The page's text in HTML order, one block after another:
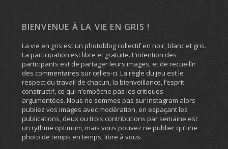
BIENVENUE À LA VIE EN GRIS !
La vie en gris est un photoblog collectif en noir, blanc et gris.
La participation est libre et gratuite. L’intention des
participants est de partager leurs images, et de recueillir
des commentaires sur celles-ci. La règle du jeu est le
respect du travail de chacun, la bienveillance, l’esprit
constructif, ce qui n’empêche pas les critiques
argumentées. Nous ne sommes pas sur Instagram alors
publiez vos images avec modération, en espaçant les
publications, deux ou trois contributions par semaine est
un rythme optimum, mais vous pouvez ne publier qu’une
photo de temps en temps, libre à vous.